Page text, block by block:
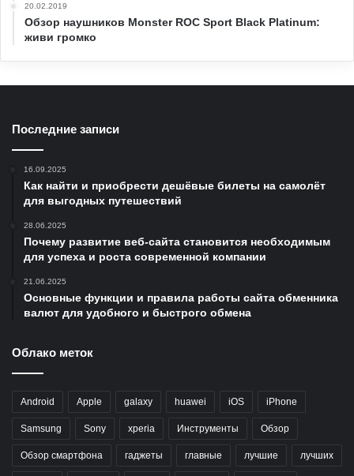
20.02.2019
Обзор наушников Monster ROC Sport Black Platinum:
живи громко
Последние записи
16.09.2025
Как найти и приобрести дешёвые билеты на самолёт
для выгодных путешествий
28.06.2025
Почему развитие веб-сайта становится необходимым
для успеха и роста современной компании
21.06.2025
Основные функции и правила работы сайта обменника
валют для удобного и быстрого обмена
Облако меток
Android Apple galaxy huawei iOS iPhone
Samsung Sony xperia Инструменты Обзор
Обзор смартфона гаджеты главные лучшие лучших